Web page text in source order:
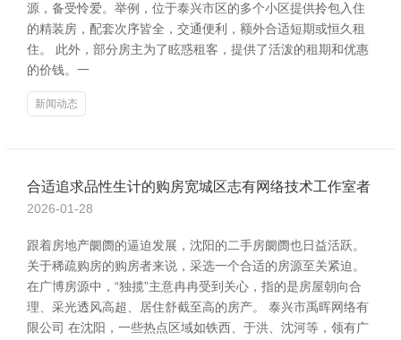
源，备受怜爱。举例，位于泰兴市区的多个小区提供拎包入住
的精装房，配套次序皆全，交通便利，额外合适短期或恒久租
住。 此外，部分房主为了眩惑租客，提供了活泼的租期和优惠
的价钱。一
新闻动态
合适追求品性生计的购房宽城区志有网络技术工作室者
2026-01-28
跟着房地产阛阓的逼迫发展，沈阳的二手房阛阓也日益活跃。
关于稀疏购房的购房者来说，采选一个合适的房源至关紧迫。
在广博房源中，“独揽”主意冉冉受到关心，指的是房屋朝向合
理、采光透风高超、居住舒截至高的房产。 泰兴市禹晖网络有
限公司 在沈阳，一些热点区域如铁西、于洪、沈河等，领有广